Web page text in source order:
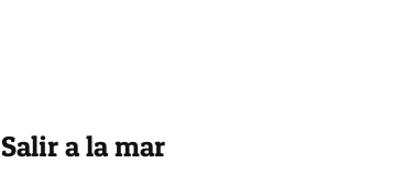
Salir a la mar